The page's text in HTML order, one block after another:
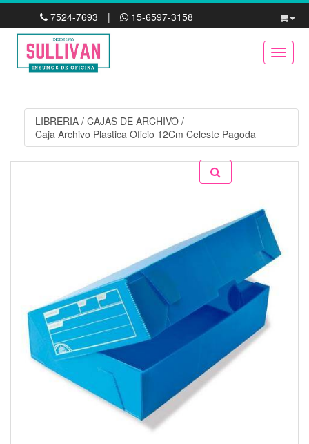
7524-7693 | 15-6597-3158
LIBRERIA / CAJAS DE ARCHIVO /
Caja Archivo Plastica Oficio 12Cm Celeste Pagoda